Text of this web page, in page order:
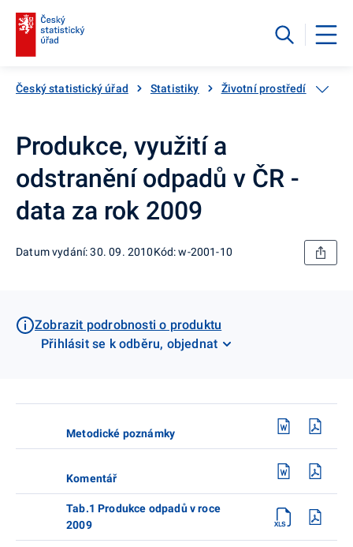
Český statistický úřad Statistiky Životní prostředí
Produkce, využití a
odstranění odpadů v ČR -
data za rok 2009
Datum vydání: 30. 09. 2010Kód: w-2001-10
Zobrazit podrobnosti o produktu
Přihlásit se k odběru, objednat
Metodické poznámky
Komentář
Tab.1 Produkce odpadů v roce
2009